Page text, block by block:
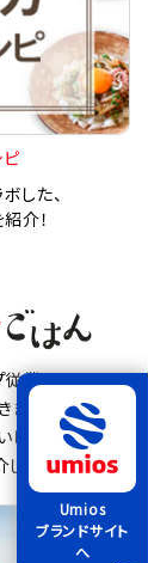
した、
介！
業員から、現
した。
しい魚介料理
ます。
Umios
ブランドサイト
へ